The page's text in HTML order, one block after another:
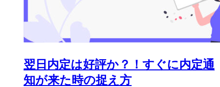
翌日内定は好評か？！すぐに内定通
知が来た時の捉え方